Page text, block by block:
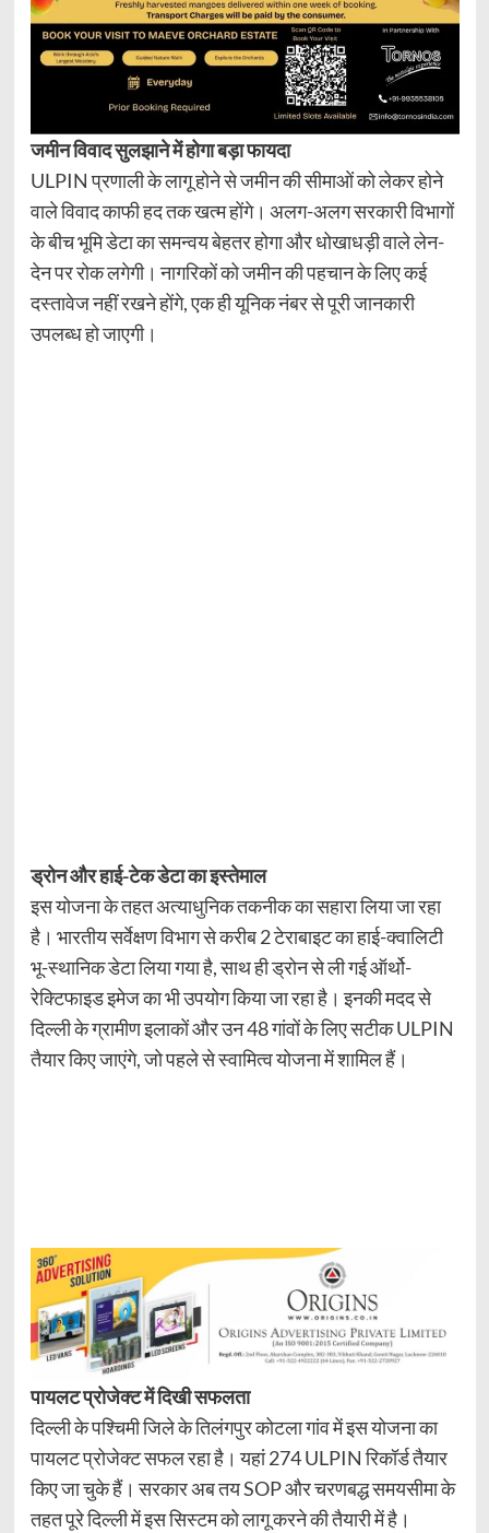
जमीन विवाद सुलझाने में होगा बड़ा फायदा
ULPIN प्रणाली के लागू होने से जमीन की सीमाओं को लेकर होने
वाले विवाद काफी हद तक खत्म होंगे। अलग-अलग सरकारी विभागों
के बीच भूमि डेटा का समन्वय बेहतर होगा और धोखाधड़ी वाले लेन-
देन पर रोक लगेगी। नागरिकों को जमीन की पहचान के लिए कई
दस्तावेज नहीं रखने होंगे, एक ही यूनिक नंबर से पूरी जानकारी
उपलब्ध हो जाएगी।
ड्रोन और हाई-टेक डेटा का इस्तेमाल
इस योजना के तहत अत्याधुनिक तकनीक का सहारा लिया जा रहा
है। भारतीय सर्वेक्षण विभाग से करीब 2 टेराबाइट का हाई-क्वालिटी
भू-स्थानिक डेटा लिया गया है, साथ ही ड्रोन से ली गई ऑर्थो-
रेक्टिफाइड इमेज का भी उपयोग किया जा रहा है। इनकी मदद से
दिल्ली के ग्रामीण इलाकों और उन 48 गांवों के लिए सटीक ULPIN
तैयार किए जाएंगे, जो पहले से स्वामित्व योजना में शामिल हैं।
पायलट प्रोजेक्ट में दिखी सफलता
दिल्ली के पश्चिमी जिले के तिलंगपुर कोटला गांव में इस योजना का
पायलट प्रोजेक्ट सफल रहा है। यहां 274 ULPIN रिकॉर्ड तैयार
किए जा चुके हैं। सरकार अब तय SOP और चरणबद्ध समयसीमा के
तहत पूरे दिल्ली में इस सिस्टम को लागू करने की तैयारी में है।